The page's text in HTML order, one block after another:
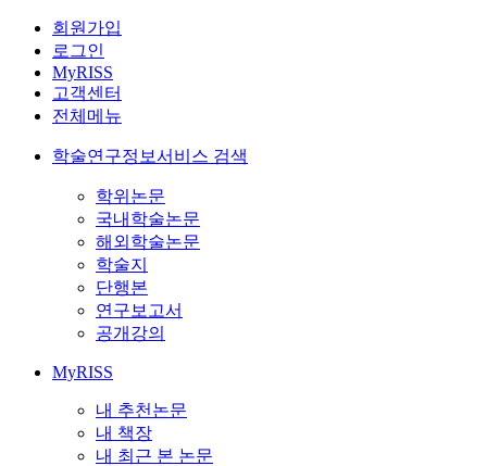
회원가입
로그인
MyRISS
고객센터
전체메뉴
학술연구정보서비스 검색
학위논문
국내학술논문
해외학술논문
학술지
단행본
연구보고서
공개강의
MyRISS
내 추천논문
내 책장
내 최근 본 논문